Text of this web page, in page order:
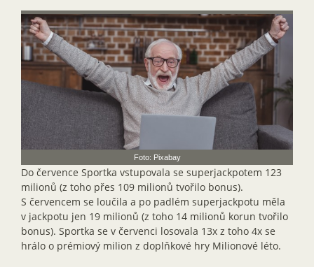
Foto: Pixabay
Do července Sportka vstupovala se superjackpotem 123
milionů (z toho přes 109 milionů tvořilo bonus).
S červencem se loučila a po padlém superjackpotu měla
v jackpotu jen 19 milionů (z toho 14 milionů korun tvořilo
bonus). Sportka se v červenci losovala 13x z toho 4x se
hrálo o prémiový milion z doplňkové hry Milionové léto.